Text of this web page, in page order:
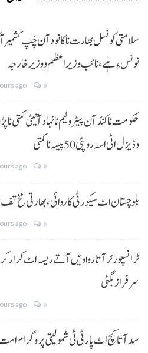
سلامتی کونسل بھارت نا کانود آن چَپ کشمیر
نوٹس ءِ ہلے،نائب وزیراعظم و وزیر خارجہ
ago 0
و ڈیزل اٹی اسہ روپئی 50 پیسہ نا کمتی
ago 0
بلوچستان اٹ سیکورٹی کاروائی، بھارتی مخ تف 12 دہشتگرد خلنگار،آئی ایس پی آر
ago 0
ٹرانسپورٹر آتا روا ویل آتے ریسہ اٹ کرار
سرفراز بگٹی
ago 0
سد آتا کچ اٹ پارٹی ٹی شمولیتی پروگرام